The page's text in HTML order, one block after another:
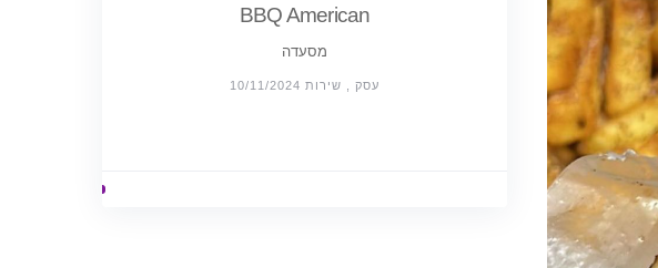
BBQ American
מסעדה
עסק , שירות 10/11/2024